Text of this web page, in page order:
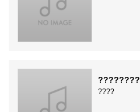
????????
????